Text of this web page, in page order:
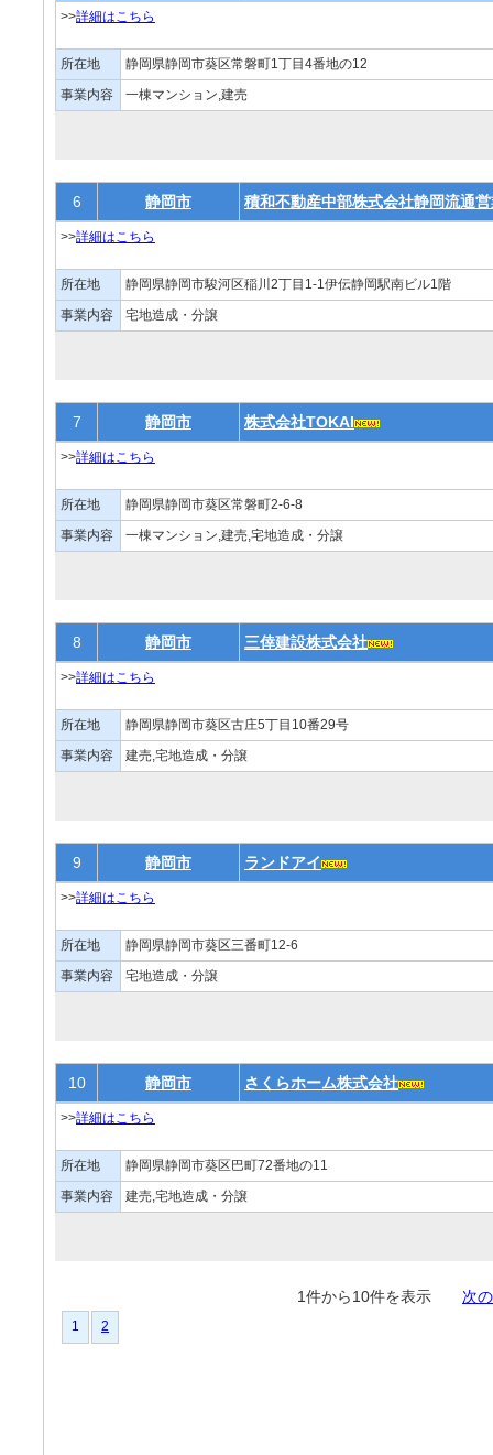
>>詳細はこちら
所在地
静岡県静岡市葵区常磐町1丁目4番地の12
事業内容
一棟マンション,建売
6 静岡市 積和不動産中部株式会社静岡流通
>>詳細はこちら
所在地
静岡県静岡市駿河区稲川2丁目1-1伊伝静岡駅南ビル1階
事業内容
宅地造成・分譲
7 静岡市 株式会社TOKAI
>>詳細はこちら
所在地
静岡県静岡市葵区常磐町2-6-8
事業内容
一棟マンション,建売,宅地造成・分譲
8 静岡市 三倖建設株式会社
>>詳細はこちら
所在地
静岡県静岡市葵区古庄5丁目10番29号
事業内容
建売,宅地造成・分譲
9 静岡市 ランドアイ
>>詳細はこちら
所在地
静岡県静岡市葵区三番町12-6
事業内容
宅地造成・分譲
10 静岡市 さくらホーム株式会社
>>詳細はこちら
所在地
静岡県静岡市葵区巴町72番地の11
事業内容
建売,宅地造成・分譲
1件から10件を表示 次
1 2